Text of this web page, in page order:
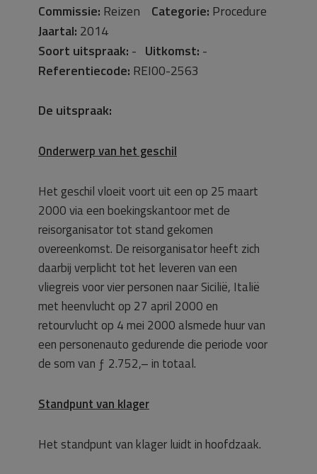
Commissie: Reizen Categorie: Procedure
Jaartal: 2014
Soort uitspraak: - Uitkomst: -
Referentiecode: REI00-2563
De uitspraak:
Onderwerp van het geschil
Het geschil vloeit voort uit een op 25 maart
2000 via een boekingskantoor met de
reisorganisator tot stand gekomen
overeenkomst. De reisorganisator heeft zich
daarbij verplicht tot het leveren van een
vliegreis voor vier personen naar Sicilië, Italië
met heenvlucht op 27 april 2000 en
retourvlucht op 4 mei 2000 alsmede huur van
een personenauto gedurende die periode voor
de som van ƒ 2.752,– in totaal.
Standpunt van klager
Het standpunt van klager luidt in hoofdzaak.